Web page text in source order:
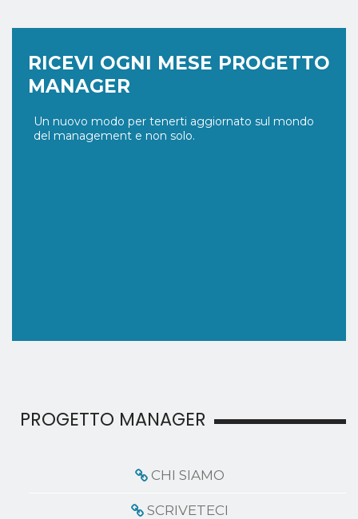
RICEVI OGNI MESE PROGETTO
MANAGER
Un nuovo modo per tenerti aggiornato sul mondo
del management e non solo.
PROGETTO MANAGER
CHI SIAMO
SCRIVETECI